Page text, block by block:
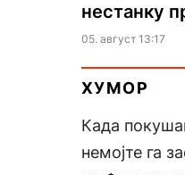
нестанку
05. август 13:17
ХУМОР
Када
немојте га